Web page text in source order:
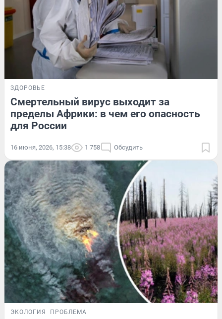
ЗДОРОВЬЕ
Смертельный вирус выходит за
пределы Африки: в чем его опасность
для России
16 июня, 2026, 15:38 1 758 Обсудить
ЭКОЛОГИЯ ПРОБЛЕМА